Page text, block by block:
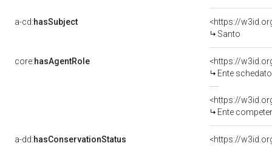
a-cd:hasSubject
<https://
Santo
core:hasAgentRole
<https://
Ente
<https://
Ente competente per
a-dd:hasConservationStatus
<https://